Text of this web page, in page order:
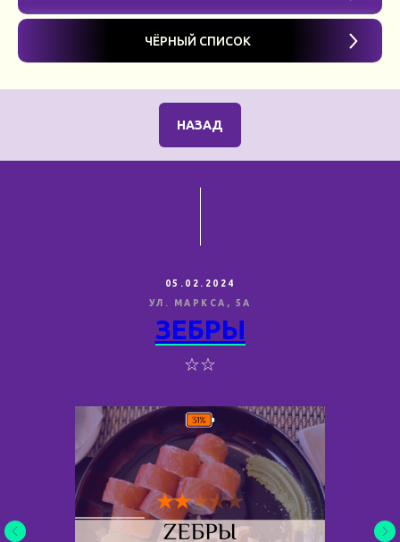
ЧЁРНЫЙ СПИСОК
НАЗАД
05.02.2024
УЛ. МАРКСА, 5А
ЗЕБРЫ
☆☆